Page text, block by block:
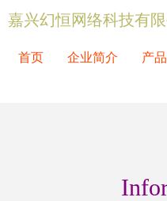
嘉兴幻恒网络科技有限
首页 企业简介 产